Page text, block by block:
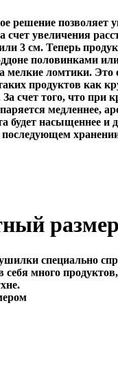
решение позволяет
счет увеличения
3 см. Теперь
половинками
мелкие ломтики.
продуктов как
счет того, что при
медленнее,
будет насыщеннее и
последующем
размер
специально
много